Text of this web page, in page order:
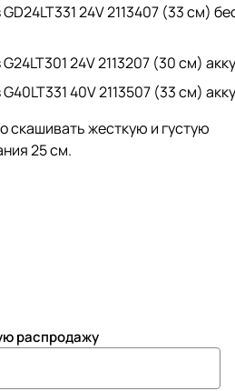
24V 2113407 (33 см)
24V 2113207 (30 см)
40V 2113507 (33 см)
скашивать жесткую и густую
25 см.
распродажу